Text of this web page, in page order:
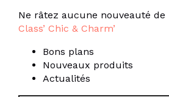
Ne râtez aucune nouveauté
Class’ Chic & Charm’
Bons plans
Nouveaux produits
Actualités